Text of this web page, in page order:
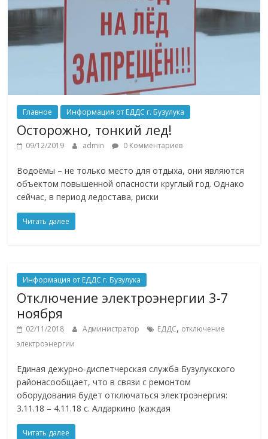
Главное Информация от ЕДДС г. Бузулука
Осторожно, тонкий лед!
09/12/2019 admin 0 Комментариев
Водоёмы – не только место для отдыха, они являются
объектом повышенной опасности круглый год. Однако
сейчас, в период ледостава, риски
Читать далее
Информация от ЕДДС г. Бузулука
Отключение электроэнергии 3-7
ноября
02/11/2018 Администратор ЕДДС, отключение
электроэнергии
Единая дежурно-диспетчерская служба Бузулукского
районасообщает, что в связи с ремонтом
оборудования будет отключаться электроэнергия:
3.11.18 – 4.11.18 с. Алдаркино (каждая
Читать далее